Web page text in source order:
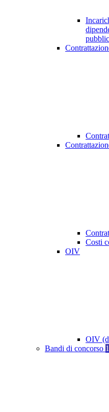
Costi
OIV
OIV
Bandi di concorso 1